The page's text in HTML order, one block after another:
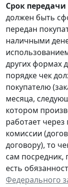
Срок
должен быть
передан
наличными
других формах
порядке чек
покупателю
месяца,
котором
работает
комиссии
договору), то
сам посредник,
есть
Федерального